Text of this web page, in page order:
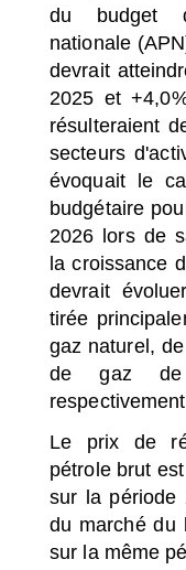
du budget
nationale
devrait
2025 et
résulteraient
secteurs
évoquait le
budgétaire
2026 lors de
la croissance
devrait
tirée
gaz naturel,
de gaz de
Le prix de
pétrole brut
sur la période
du marché du
sur la même